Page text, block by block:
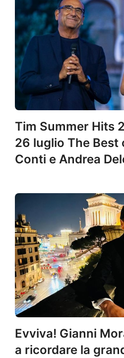
Tim Summer Hits
26 luglio The Best
Conti e Andrea
Evviva! Gianni
a ricordare la